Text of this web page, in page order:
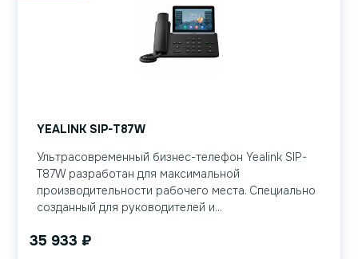
YEALINK SIP-T87W
Ультрасовременный бизнес-телефон Yealink SIP-
T87W разработан для максимальной
производительности рабочего места. Специально
созданный для руководителей и...
35 933 ₽